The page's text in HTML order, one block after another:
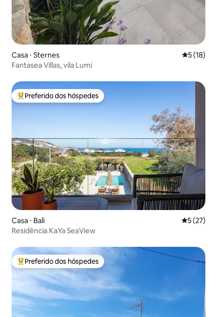
Casa ⋅ Sternes 5 de uma
5 (18)
Fantasea Villas, vila Lumi
Entre os melhores preferidos dos hóspedes
Preferido dos hóspedes
Casa ⋅ Bali 5 de uma
5 (27)
Residência KaYa SeaView
Entre os melhores preferidos dos hóspedes
Preferido dos hóspedes